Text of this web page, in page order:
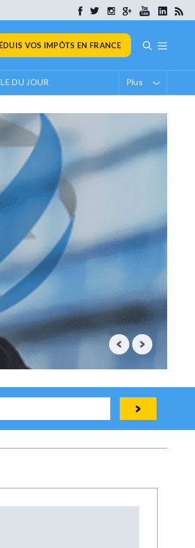
VOS IMPÔTS EN FRANCE
DU JOUR Plus